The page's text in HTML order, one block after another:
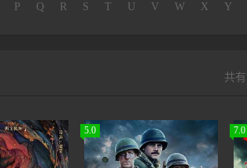
P Q R S T U V W X Y
共有
5.0 7.0